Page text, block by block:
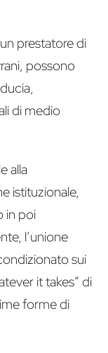
prestatore di
possono
di medio
alla
istituzionale,
in poi
l’unione
sui
it takes” di
forme di